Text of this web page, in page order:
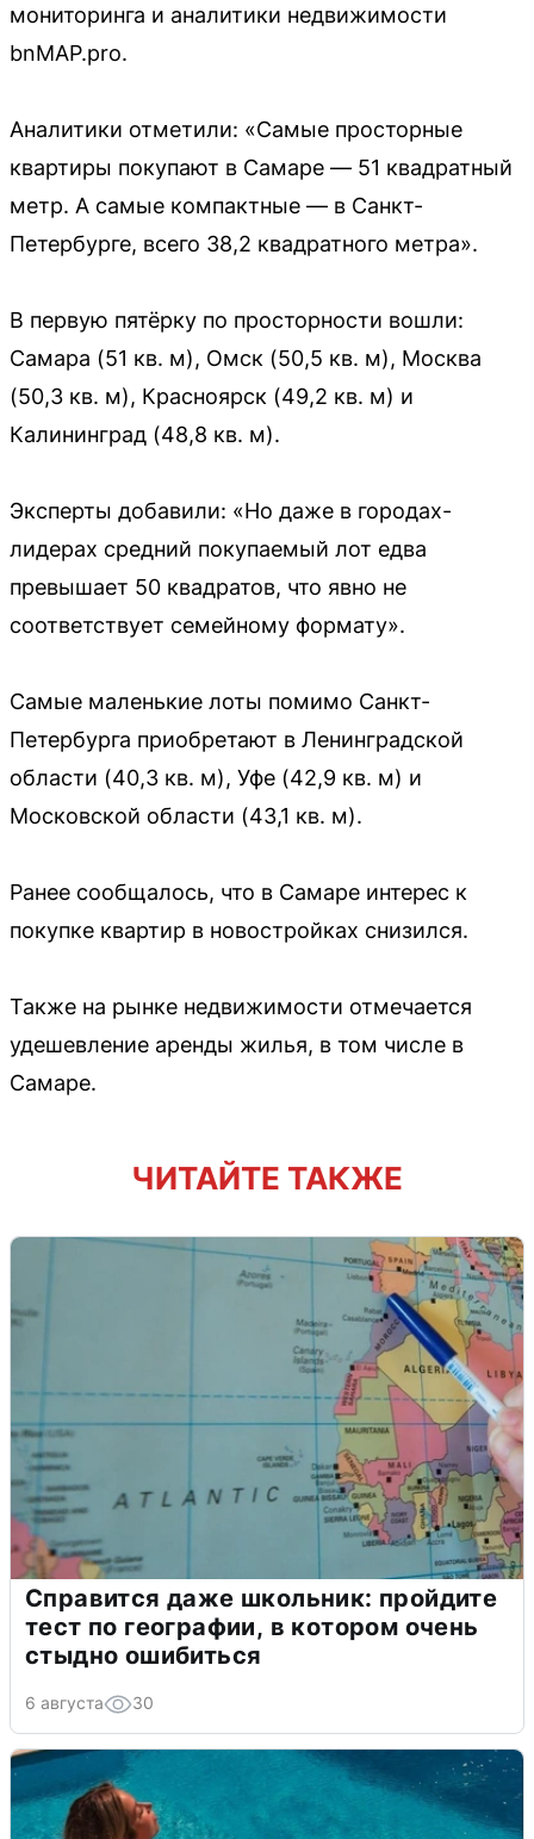
мониторинга и аналитики недвижимости
bnMAP.pro.
Аналитики отметили: «Самые просторные
квартиры покупают в Самаре — 51 квадратный
метр. А самые компактные — в Санкт-
Петербурге, всего 38,2 квадратного метра».
В первую пятёрку по просторности вошли:
Самара (51 кв. м), Омск (50,5 кв. м), Москва
(50,3 кв. м), Красноярск (49,2 кв. м) и
Калининград (48,8 кв. м).
Эксперты добавили: «Но даже в городах-
лидерах средний покупаемый лот едва
превышает 50 квадратов, что явно не
соответствует семейному формату».
Самые маленькие лоты помимо Санкт-
Петербурга приобретают в Ленинградской
области (40,3 кв. м), Уфе (42,9 кв. м) и
Московской области (43,1 кв. м).
Ранее сообщалось, что в Самаре интерес к
покупке квартир в новостройках снизился.
Также на рынке недвижимости отмечается
удешевление аренды жилья, в том числе в
Самаре.
ЧИТАЙТЕ ТАКЖЕ
Справится даже школьник: пройдите
тест по географии, в котором очень
стыдно ошибиться
6 августа 30